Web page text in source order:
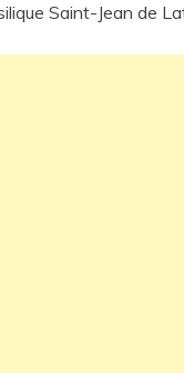
Saint-Jean de